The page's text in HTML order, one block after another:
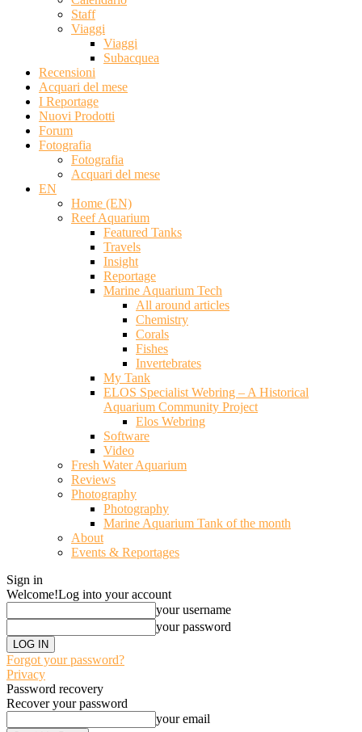
Staff
Viaggi
Viaggi
Subacquea
Recensioni
Acquari del mese
I Reportage
Nuovi Prodotti
Forum
Fotografia
Fotografia
Acquari del mese
EN
Home (EN)
Reef Aquarium
Featured Tanks
Travels
Insight
Reportage
Marine Aquarium Tech
All around articles
Chemistry
Corals
Fishes
Invertebrates
My Tank
ELOS Specialist Webring – A Historical
Aquarium Community Project
Elos Webring
Software
Video
Fresh Water Aquarium
Reviews
Photography
Photography
Marine Aquarium Tank of the month
About
Events & Reportages
Sign in
Welcome!Log into your account
your username
your password
Forgot your password?
Privacy
Password recovery
Recover your password
your email